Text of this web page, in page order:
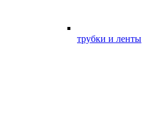
трубки и ленты